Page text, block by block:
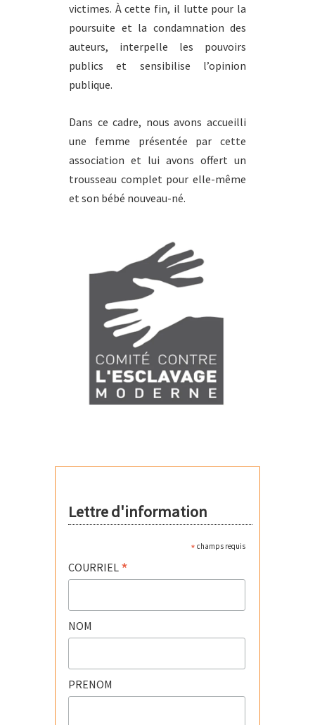
victimes. À cette fin, il lutte pour la
poursuite et la condamnation des
auteurs, interpelle les pouvoirs
publics et sensibilise l’opinion
publique.
Dans ce cadre, nous avons accueilli
une femme présentée par cette
association et lui avons offert un
trousseau complet pour elle-même
et son bébé nouveau-né.
Lettre d'information
* champs requis
COURRIEL *
NOM
PRENOM